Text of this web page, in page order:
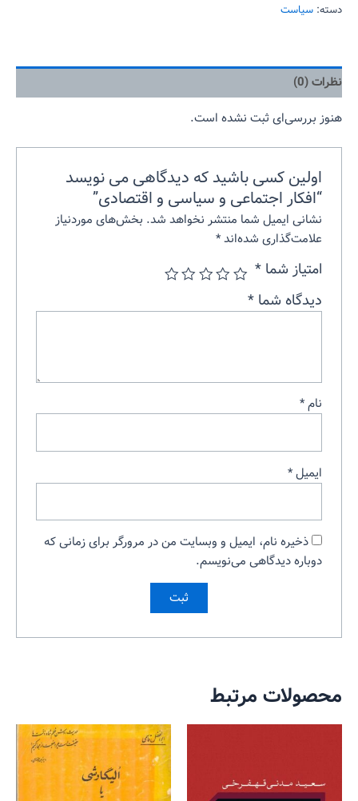
دسته: سیاست
نظرات (0)
هنوز بررسی‌ای ثبت نشده است.
اولین کسی باشید که دیدگاهی می نویسد
“افکار اجتماعی و سیاسی و اقتصادی”
نشانی ایمیل شما منتشر نخواهد شد. بخش‌های موردنیاز
علامت‌گذاری شده‌اند*
امتیاز شما*
دیدگاه شما*
نام*
ایمیل*
ذخیره نام، ایمیل و وبسایت من در مرورگر برای زمانی که
دوباره دیدگاهی می‌نویسم.
محصولات مرتبط